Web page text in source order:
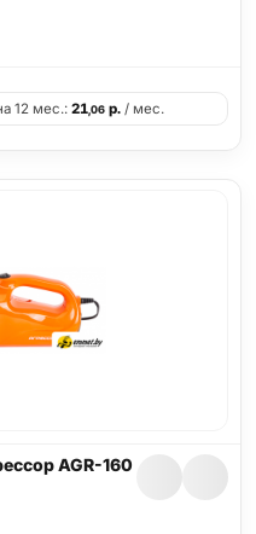
12 мес.: 21,06 р. / мес.
AGR-160